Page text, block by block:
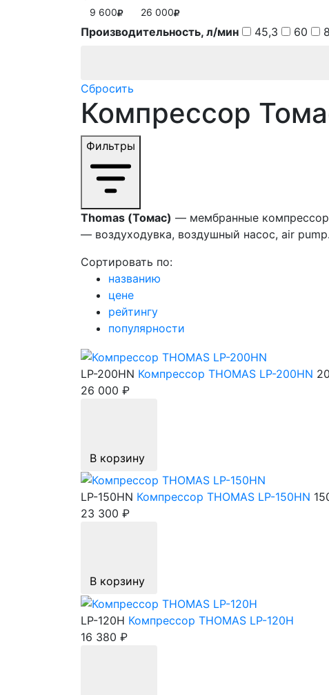
9 600 26 000
Производительность, л/мин 45,3 60
Сбросить
Компрессор
Фильтры
Thomas (Томас) — мембранные
— воздуходувка, воздушный насос, air pump.
Сортировать по:
названию
цене
рейтингу
популярности
LP-200HN Компрессор THOMAS LP-200HN
26 000 ₽
В корзину
LP-150HN Компрессор THOMAS LP-150HN
23 300 ₽
В корзину
LP-120H Компрессор THOMAS LP-120H
16 380 ₽